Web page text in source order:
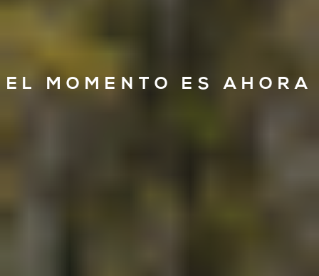
EL MOMENTO ES AHORA